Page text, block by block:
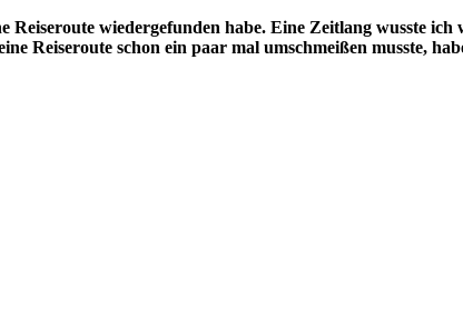
wiedergefunden habe. Eine Zeitlang wusste
Reiseroute schon ein paar mal umschmeißen musste,